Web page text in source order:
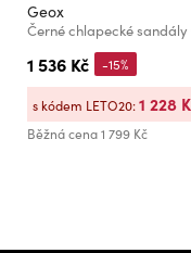
Geox
1 536 Kč
Běžná cena1 799 Kč
-15%
s kódem LETO20:1 228